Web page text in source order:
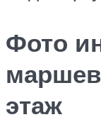
Фото
этаж